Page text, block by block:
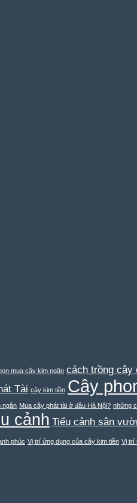
mua cây kim ngân cách trồng cây
Tài cây kim tiền Cây
ngân Mua cây phát tài ở đâu Hà Nội? những
cảnh Tiểu cảnh sân
phúc Vị trí ứng dụng của cây kim tiền Vị trí